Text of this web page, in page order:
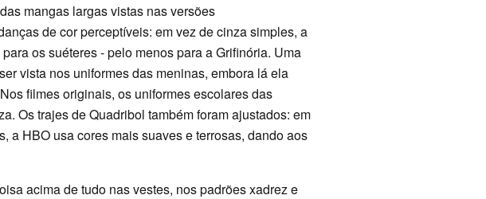
mangas largas vistas nas versões
de cor perceptíveis: em vez de cinza simples, a
os suéteres - pelo menos para a Grifinória. Uma
vista nos uniformes das meninas, embora lá ela
filmes originais, os uniformes escolares das
Os trajes de Quadribol também foram ajustados: em
a HBO usa cores mais suaves e terrosas, dando aos
acima de tudo nas vestes, nos padrões xadrez e